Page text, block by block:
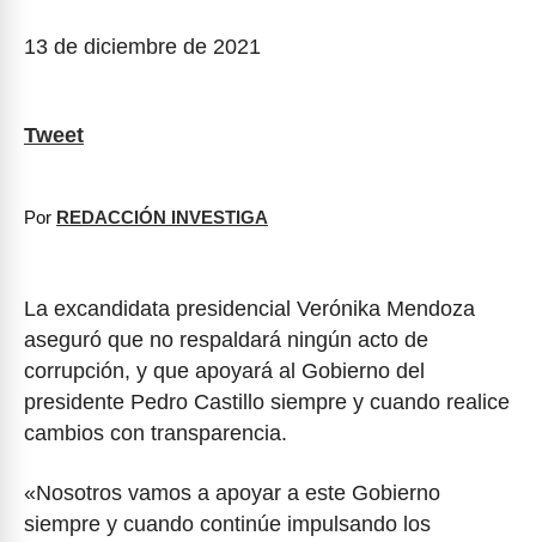
13 de diciembre de 2021
Tweet
Por REDACCIÓN INVESTIGA
La excandidata presidencial Verónika Mendoza
aseguró que no respaldará ningún acto de
corrupción, y que apoyará al Gobierno del
presidente Pedro Castillo siempre y cuando realice
cambios con transparencia.
«Nosotros vamos a apoyar a este Gobierno
siempre y cuando continúe impulsando los